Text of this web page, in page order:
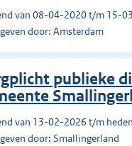
van 08-04-2020 t/m 15-
door: Amsterdam
publieke
van 13-02-2026 t/m heden
door: Smallingerland